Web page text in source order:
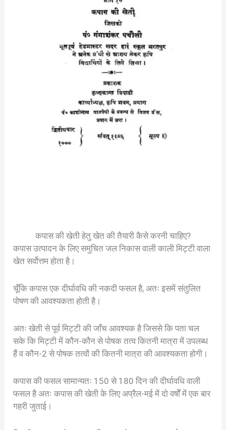
कपास की खेती हेतु खेत की तैयारी कैसे करनी चाहिए?
कपास उत्पादन के लिए समुचित जल निकास वाली काली मिट्टी वाला
खेत सर्वोत्तम होता है।
चूँकि कपास एक दीर्घावधि की नकदी फसल है, अतः इसमें संतुलित
पोषण की आवश्यकता होती है।
अतः खेती से पूर्व मिट्टी की जाँच आवश्यक है जिससे कि पता चल
सके कि मिट्टी में कौन-कौन से पोषक तत्व कितनी मात्रा में उपलब्ध
हैं व कौन-2 से पोषक तत्वों की कितनी मात्रा की आवश्यकता होगी।
कपास की फसल सामान्यतः 150 से 180 दिन की दीर्घावधि वाली
फसल है अतः कपास की खेती के लिए अप्रैल-मई में दो वर्षों में एक बार
गहरी जुताई।